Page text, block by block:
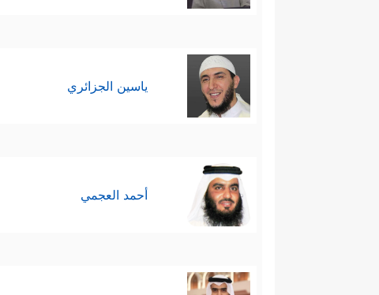
ياسين الجزائري
أحمد العجمي